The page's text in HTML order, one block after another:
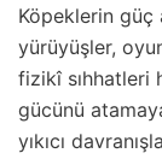
Köpeklerin güç
yürüyüşler,
fizikî sıhhatleri
gücünü
yıkıcı